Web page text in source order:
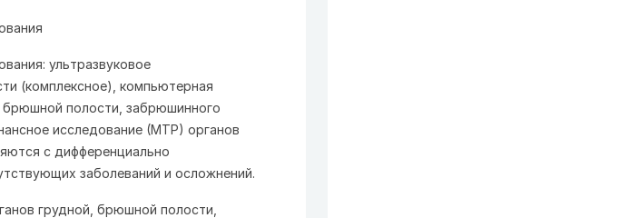
ультразвуковое
(комплексное), компьютерная
брюшной полости, забрюшинного
исследование (МТР) органов
с дифференциально
заболеваний и осложнений.
грудной, брюшной полости,